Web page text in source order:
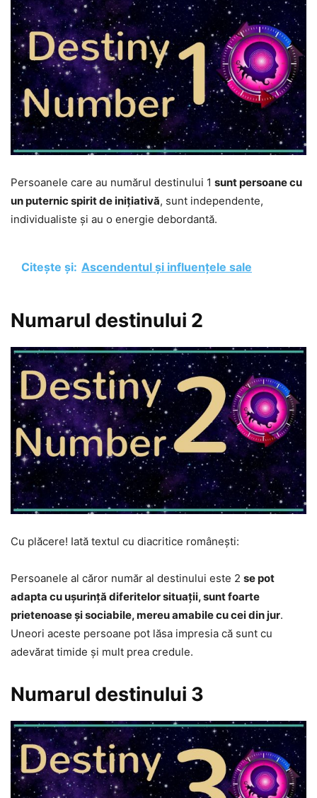
Persoanele care au numărul destinului 1 sunt persoane cu
un puternic spirit de inițiativă, sunt independente,
individualiste și au o energie debordantă.
Citește și: Ascendentul și influențele sale
Numarul destinului 2
Cu plăcere! Iată textul cu diacritice românești:
Persoanele al căror număr al destinului este 2 se pot
adapta cu ușurință diferitelor situații, sunt foarte
prietenoase și sociabile, mereu amabile cu cei din jur.
Uneori aceste persoane pot lăsa impresia că sunt cu
adevărat timide și mult prea credule.
Numarul destinului 3